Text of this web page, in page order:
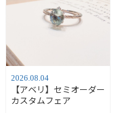
2026.08.04
【アベリ】セミオーダー
カスタムフェア